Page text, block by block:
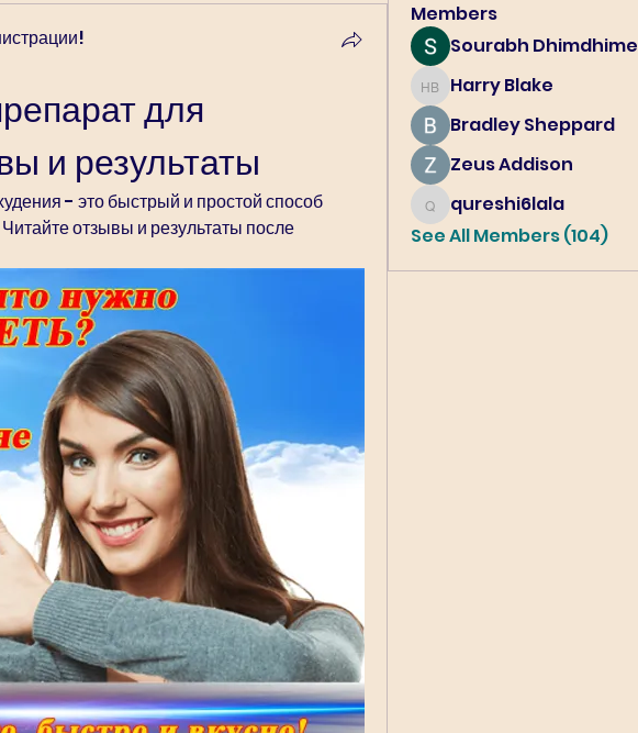
для
и результаты
- это быстрый и простой способ
отзывы и результаты после
Members
Sourabh Dhimdhime
Harry Blake
Harry Blake
Bradley Sheppard
Zeus Addison
qureshi6lala
qureshi6lala
See All Members (104)